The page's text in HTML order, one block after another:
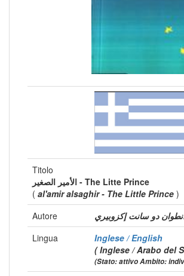
Titolo
الأمير الصغير - The Litte Prince
( al'amir alsaghir - The Little Prince )
Autore
دو سانت إكزوبيري
Lingua
Inglese / English
( Inglese / Arabo del
(Stato: attivo Ambito: